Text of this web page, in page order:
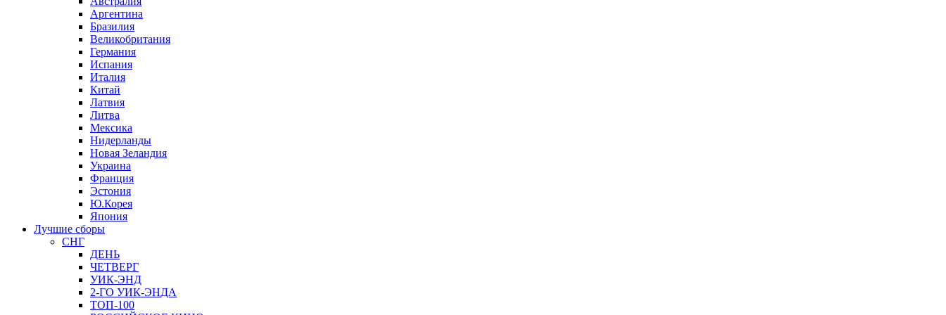
Аргентина
Бразилия
Великобритания
Германия
Испания
Италия
Китай
Латвия
Литва
Мексика
Нидерланды
Новая Зеландия
Украина
Франция
Эстония
Ю.Корея
Япония
Лучшие сборы
СНГ
ДЕНЬ
ЧЕТВЕРГ
УИК-ЭНД
2-ГО УИК-ЭНДА
ТОП-100